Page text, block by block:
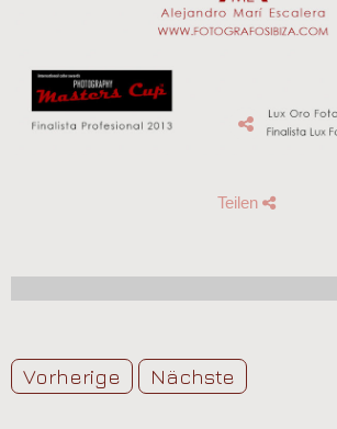
Teilen
Vorherige Nächste